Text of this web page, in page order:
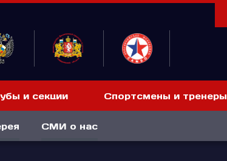
СМИ о нас
и секции Спортсмены и тренеры